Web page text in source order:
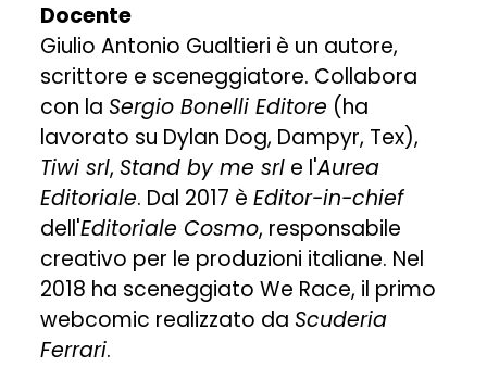
Docente
Giulio Antonio Gualtieri è un autore,
scrittore e sceneggiatore. Collabora
con la Sergio Bonelli Editore (ha
lavorato su Dylan Dog, Dampyr, Tex),
Tiwi srl, Stand by me srl e l'Aurea
Editoriale. Dal 2017 èEditor-in-chief
dell'Editoriale Cosmo, responsabile
creativo per le produzioni italiane. Nel
2018 ha sceneggiato We Race, il primo
webcomic realizzato da Scuderia
Ferrari.